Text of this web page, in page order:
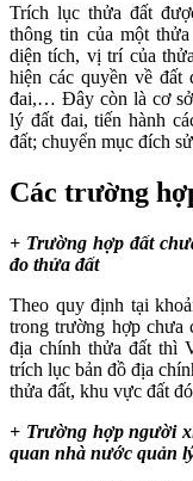
Trích lục thửa đất
thông tin của một
diện tích, vị trí của
hiện các quyền về đất
đai,… Đây còn là cơ
lý đất đai, tiến hành
đất; chuyển mục đích
Các trường
+ Trường hợp đất
đo thửa đất
Theo quy định tại
trong trường hợp chưa
địa chính thửa đất thì
trích lục bản đồ địa
thửa đất, khu vực đất
+ Trường hợp người
quan nhà nước quản